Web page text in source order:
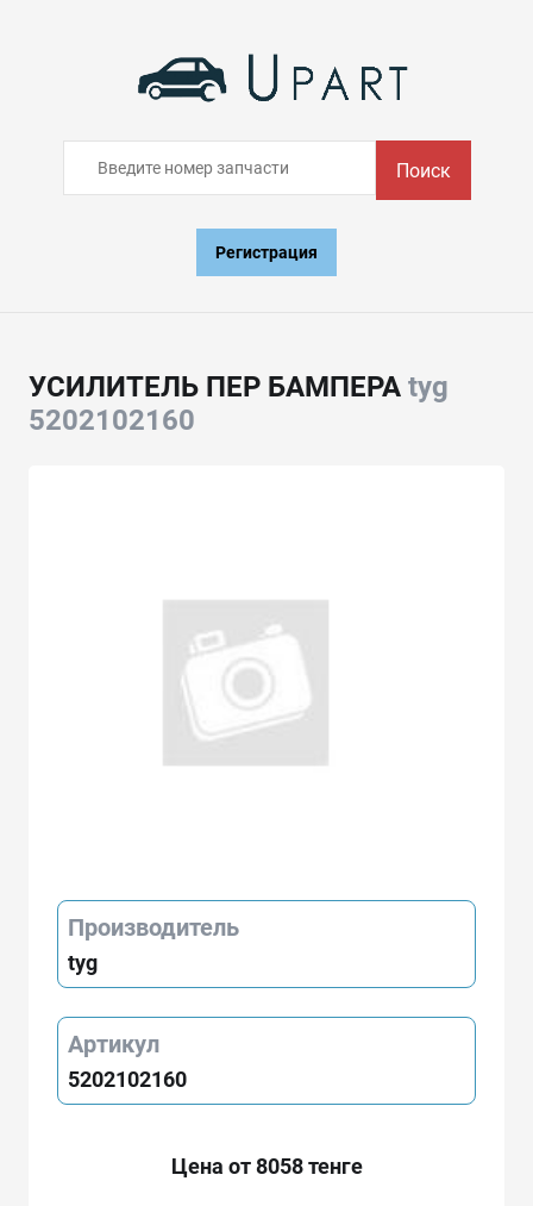
Поиск
Регистрация
УСИЛИТЕЛЬ ПЕР БАМПЕРА tyg
5202102160
Производитель
tyg
Артикул
5202102160
Цена от 8058 тенге